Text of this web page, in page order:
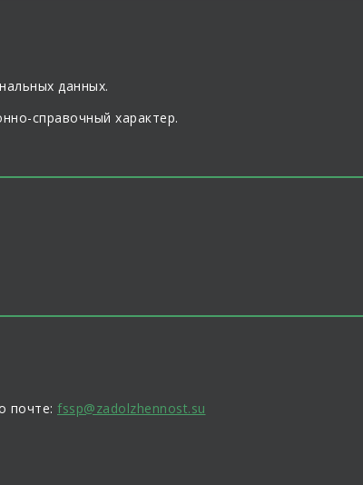
данных.
справочный характер.
почте: fssp@zadolzhennost.su